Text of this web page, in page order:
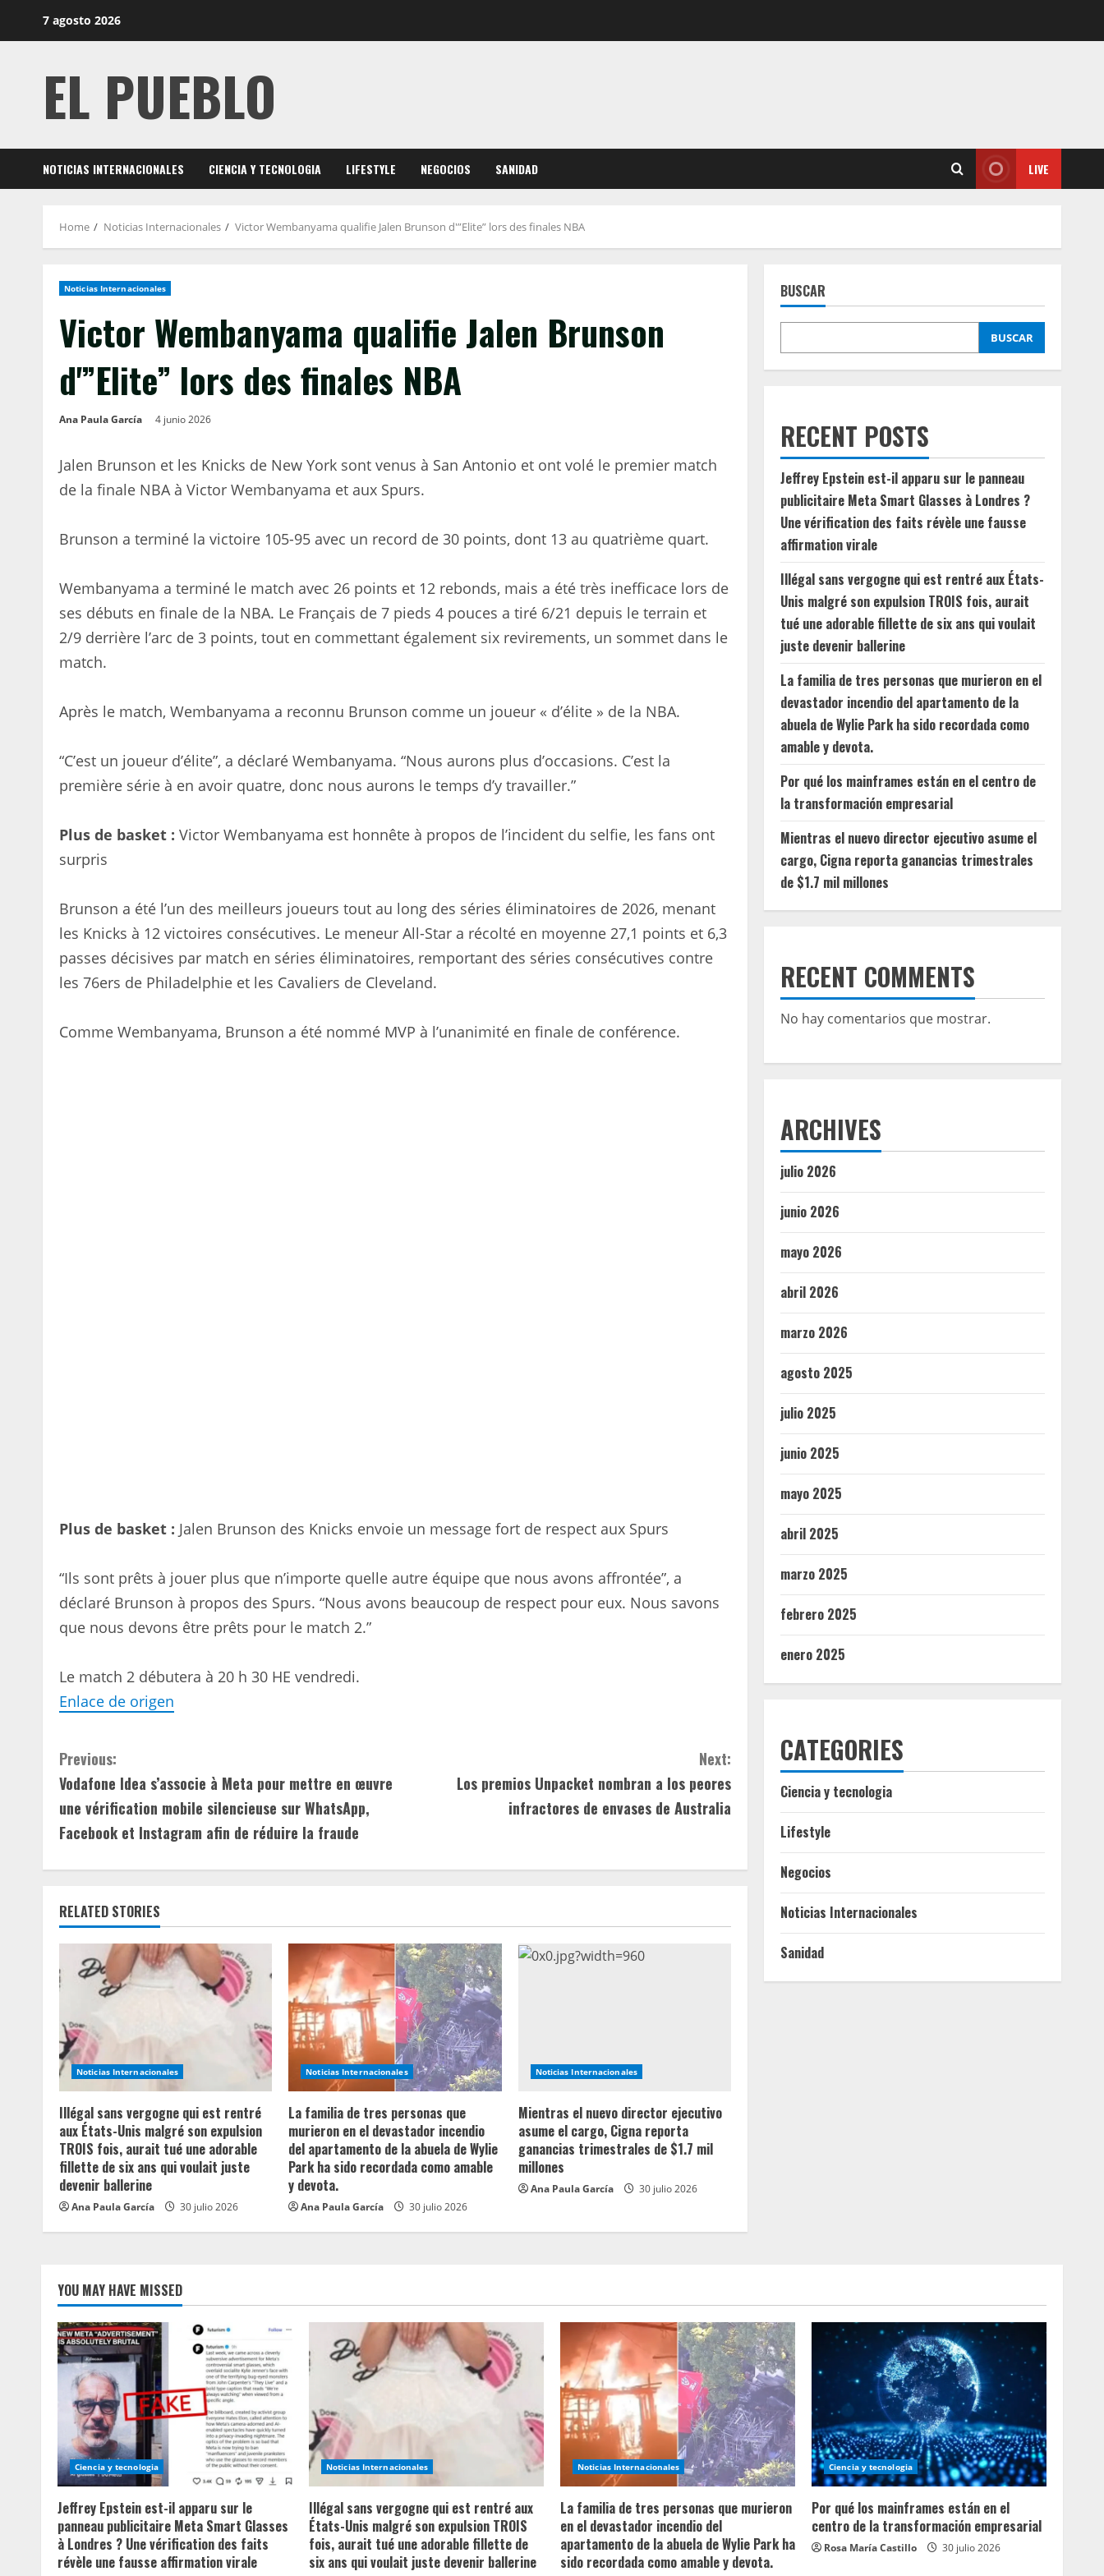
7 agosto 2026
EL PUEBLO
NOTICIAS INTERNACIONALES CIENCIA Y TECNOLOGIA LIFESTYLE NEGOCIOS SANIDAD LIVE
Home Noticias Internacionales Victor Wembanyama qualifie Jalen Brunson d'”Elite” lors des finales NBA
Noticias Internacionales
Victor Wembanyama qualifie Jalen Brunson
d'”Elite” lors des finales NBA
Ana Paula García 4 junio 2026
Jalen Brunson et les Knicks de New York sont venus à San Antonio et ont volé le premier match
de la finale NBA à Victor Wembanyama et aux Spurs.
Brunson a terminé la victoire 105-95 avec un record de 30 points, dont 13 au quatrième quart.
Wembanyama a terminé le match avec 26 points et 12 rebonds, mais a été très inefficace lors de
ses débuts en finale de la NBA. Le Français de 7 pieds 4 pouces a tiré 6/21 depuis le terrain et
2/9 derrière l’arc de 3 points, tout en commettant également six revirements, un sommet dans le
match.
Après le match, Wembanyama a reconnu Brunson comme un joueur « d’élite » de la NBA.
“C’est un joueur d’élite”, a déclaré Wembanyama. “Nous aurons plus d’occasions. C’est la
première série à en avoir quatre, donc nous aurons le temps d’y travailler.”
Plus de basket : Victor Wembanyama est honnête à propos de l’incident du selfie, les fans ont
surpris
Brunson a été l’un des meilleurs joueurs tout au long des séries éliminatoires de 2026, menant
les Knicks à 12 victoires consécutives. Le meneur All-Star a récolté en moyenne 27,1 points et 6,3
passes décisives par match en séries éliminatoires, remportant des séries consécutives contre
les 76ers de Philadelphie et les Cavaliers de Cleveland.
Comme Wembanyama, Brunson a été nommé MVP à l’unanimité en finale de conférence.
Plus de basket : Jalen Brunson des Knicks envoie un message fort de respect aux Spurs
“Ils sont prêts à jouer plus que n’importe quelle autre équipe que nous avons affrontée”, a
déclaré Brunson à propos des Spurs. “Nous avons beaucoup de respect pour eux. Nous savons
que nous devons être prêts pour le match 2.”
Le match 2 débutera à 20 h 30 HE vendredi.
Enlace de origen
C
o
n
t
i
n
u
R
e
a
d
i
n
Previous:
Vodafone Idea s’associe à Meta pour mettre en œuvre
une vérification mobile silencieuse sur WhatsApp,
Facebook et Instagram afin de réduire la fraude
Next:
Los premios Unpacket nombran a los peores
infractores de envases de Australia
RELATED STORIES
Noticias Internacionales
Illégal sans vergogne qui est rentré
aux États-Unis malgré son expulsion
TROIS fois, aurait tué une adorable
fillette de six ans qui voulait juste
devenir ballerine
Ana Paula García 30 julio 2026
Noticias Internacionales
La familia de tres personas que
murieron en el devastador incendio
del apartamento de la abuela de Wylie
Park ha sido recordada como amable
y devota.
Ana Paula García 30 julio 2026
Noticias Internacionales
Mientras el nuevo director ejecutivo
asume el cargo, Cigna reporta
ganancias trimestrales de $1.7 mil
millones
Ana Paula García 30 julio 2026
BUSCAR
BUSCAR
RECENT POSTS
Jeffrey Epstein est-il apparu sur le panneau
publicitaire Meta Smart Glasses à Londres ?
Une vérification des faits révèle une fausse
affirmation virale
Illégal sans vergogne qui est rentré aux États-
Unis malgré son expulsion TROIS fois, aurait
tué une adorable fillette de six ans qui voulait
juste devenir ballerine
La familia de tres personas que murieron en el
devastador incendio del apartamento de la
abuela de Wylie Park ha sido recordada como
amable y devota.
Por qué los mainframes están en el centro de
la transformación empresarial
Mientras el nuevo director ejecutivo asume el
cargo, Cigna reporta ganancias trimestrales
de $1.7 mil millones
RECENT COMMENTS
No hay comentarios que mostrar.
ARCHIVES
julio 2026
junio 2026
mayo 2026
abril 2026
marzo 2026
agosto 2025
julio 2025
junio 2025
mayo 2025
abril 2025
marzo 2025
febrero 2025
enero 2025
CATEGORIES
Ciencia y tecnologia
Lifestyle
Negocios
Noticias Internacionales
Sanidad
YOU MAY HAVE MISSED
Ciencia y tecnologia
Jeffrey Epstein est-il apparu sur le
panneau publicitaire Meta Smart Glasses
à Londres ? Une vérification des faits
révèle une fausse affirmation virale
Noticias Internacionales
Illégal sans vergogne qui est rentré aux
États-Unis malgré son expulsion TROIS
fois, aurait tué une adorable fillette de
six ans qui voulait juste devenir ballerine
Noticias Internacionales
La familia de tres personas que murieron
en el devastador incendio del
apartamento de la abuela de Wylie Park ha
sido recordada como amable y devota.
Ciencia y tecnologia
Por qué los mainframes están en el
centro de la transformación empresarial
Rosa María Castillo 30 julio 2026